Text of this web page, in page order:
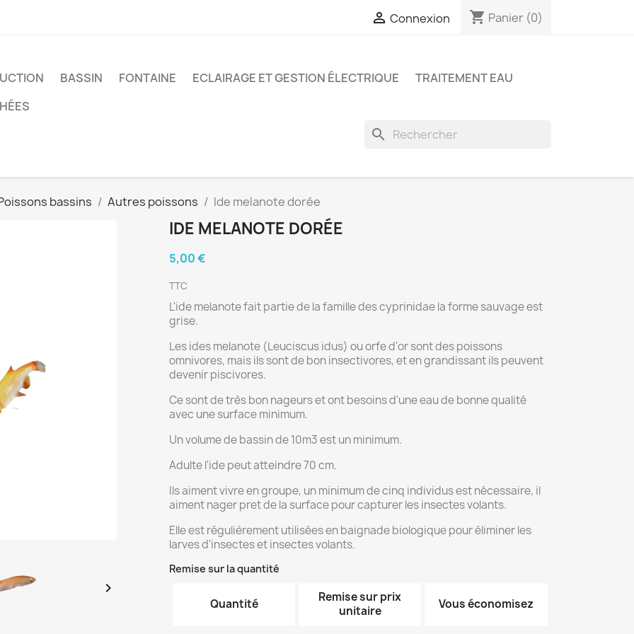
 Connexion shopping_cart Panier (0)
BASSIN FONTAINE ECLAIRAGE ET GESTION ÉLECTRIQUE
TRAITEMENT EAU
search
bassins Autres poissons Ide melanote dorée

IDE MELANOTE DORÉE
5,00 €
TTC
L'ide melanote fait partie de la famille des cyprinidae la forme sauvage est
grise.
Les ides melanote (Leuciscus idus) ou orfe d'or sont des poissons
omnivores, mais ils sont de bon insectivores, et en grandissant ils peuvent
devenir piscivores.
Ce sont de très bon nageurs et ont besoins d'une eau de bonne qualité
avec une surface minimum.
Un volume de bassin de 10m3 est un minimum.
Adulte l'ide peut atteindre 70 cm.
Ils aiment vivre en groupe, un minimum de cinq individus est nécessaire, il
aiment nager pret de la surface pour capturer les insectes volants.
Elle est régulièrement utilisées en baignade biologique pour éliminer les
larves d'insectes et insectes volants.
Remise sur la quantité
Quantité
Remise sur prix
unitaire
Vous économisez